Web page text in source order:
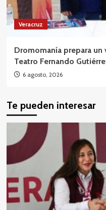
Veracruz
Dromomanía prepara
Teatro Fernando
6 agosto, 2026
Te pueden interesar